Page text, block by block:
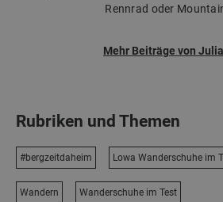
Rennrad oder
Mehr Beiträge von
Rubriken und Themen
#bergzeitdaheim Lowa Wanderschuhe im
Wandern Wanderschuhe im Test